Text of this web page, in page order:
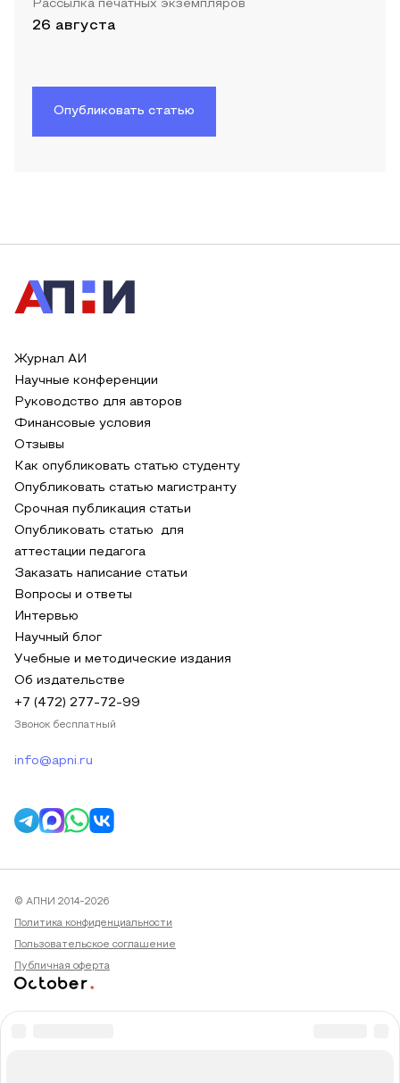
Рассылка печатных экземпляров
26 августа
Опубликовать статью
Журнал АИ
Научные конференции
Руководство для авторов
Финансовые условия
Отзывы
Как опубликовать статью студенту
Опубликовать статью магистранту
Срочная публикация статьи
Опубликовать статью для
аттестации педагога
Заказать написание статьи
Вопросы и ответы
Интервью
Научный блог
Учебные и методические издания
Об издательстве
+7 (472) 277-72-99
Звонок бесплатный
info@apni.ru
© АПНИ 2014-2026
Политика конфиденциальности
Пользовательское соглашение
Публичная оферта